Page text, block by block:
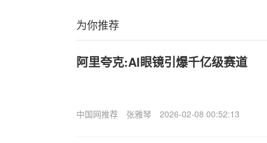
为你推荐
阿里夸克:AI眼镜引爆千亿级赛道
中国网推荐 张雅琴 2026-02-08 00:52:13